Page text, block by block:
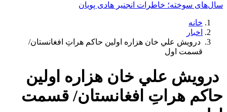
سال‌های سوخته؛ خاطرات انجنیر هادی پویان
خانه
اخبار
درويش علي خان هزاره اولين حاكم هراتِ افغانستان/
قسمت اول
درويش علي خان هزاره اولين
حاكم هراتِ افغانستان/ قسمت